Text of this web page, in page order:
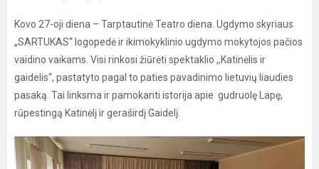
Kovo 27-oji diena – Tarptautinė Teatro diena. Ugdymo skyriaus
„SARTUKAS“ logopedė ir ikimokyklinio ugdymo mokytojos pačios
vaidino vaikams. Visi rinkosi žiūrėti spektaklio ,,Katinėlis ir
gaidelis“, pastatyto pagal to paties pavadinimo lietuvių liaudies
pasaką. Tai linksma ir pamokanti istorija apie gudruolę Lapę,
rūpestingą Katinėlį ir geraširdį Gaidelį.